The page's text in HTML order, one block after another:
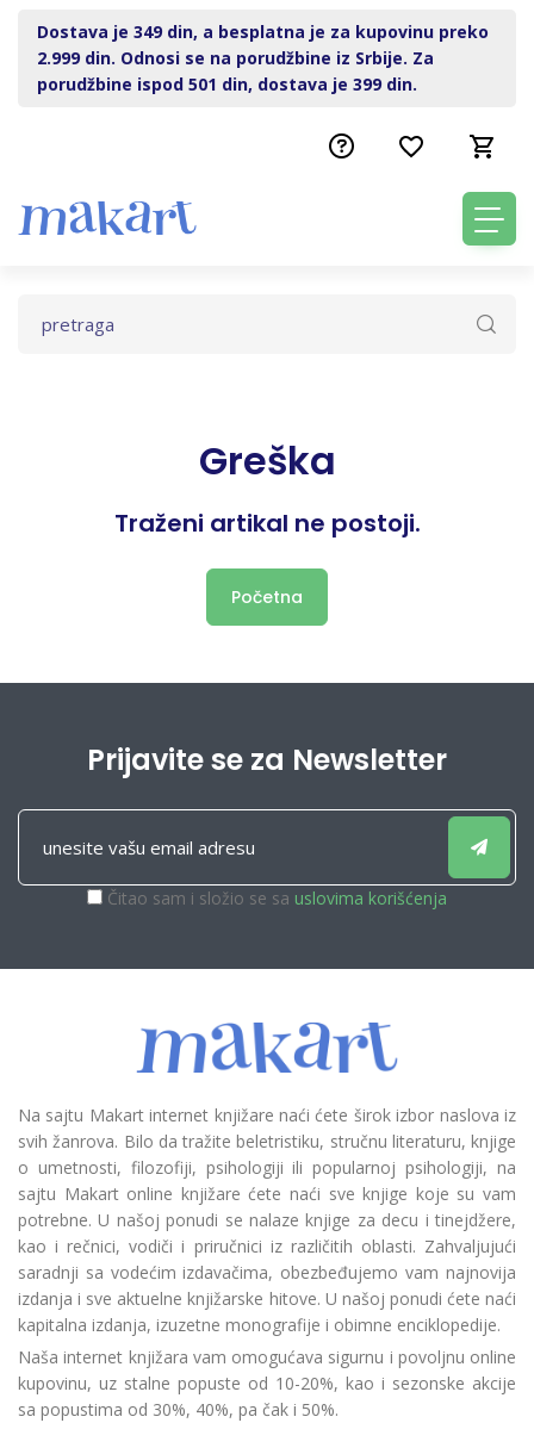
Dostava je 349 din, a besplatna je za kupovinu preko
2.999 din. Odnosi se na porudžbine iz Srbije. Za
porudžbine ispod 501 din, dostava je 399 din.
Greška
Traženi artikal ne postoji.
Početna
Prijavite se za Newsletter
Čitao sam i složio se sa uslovima korišćenja
Na sajtu Makart internet knjižare naći ćete širok izbor naslova iz
svih žanrova. Bilo da tražite beletristiku, stručnu literaturu, knjige
o umetnosti, filozofiji, psihologiji ili popularnoj psihologiji, na
sajtu Makart online knjižare ćete naći sve knjige koje su vam
potrebne. U našoj ponudi se nalaze knjige za decu i tinejdžere,
kao i rečnici, vodiči i priručnici iz različitih oblasti. Zahvaljujući
saradnji sa vodećim izdavačima, obezbeđujemo vam najnovija
izdanja i sve aktuelne knjižarske hitove. U našoj ponudi ćete naći
kapitalna izdanja, izuzetne monografije i obimne enciklopedije.
Naša internet knjižara vam omogućava sigurnu i povoljnu online
kupovinu, uz stalne popuste od 10-20%, kao i sezonske akcije
sa popustima od 30%, 40%, pa čak i 50%.